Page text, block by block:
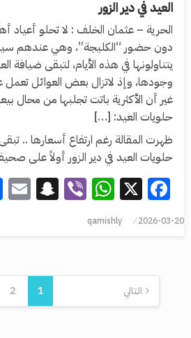
العيد في دير الزور
الحرية – عثمان الخلف : لا تحلو أعياد
دون حضور “الكليجة”، وهي عندهم
يتناولونها في هذه الأيام، لتبقى ضيافة
وجودها، وإذ لاتزال بعض العوائل تعمل
غير أن الأكثرية باتت تجلبها من محال
حلويات العيد: […]
ظهرت المقالة رغم ارتفاع أسعارها ..
حلويات العيد في دير الزور أولاً على
Facebook
X
Viber
2026-03-20
qamishly
1
2 التالي